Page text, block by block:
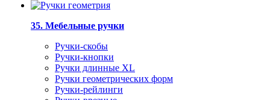
35. Мебельные ручки
Ручки-скобы
Ручки-кнопки
Ручки длинные XL
Ручки геометрических форм
Ручки-рейлинги